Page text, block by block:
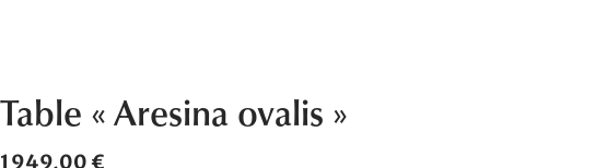
Table « Aresina ovalis »
1 949,00 €